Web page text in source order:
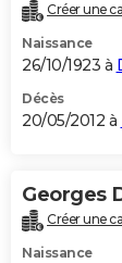
Créer une
Naissance
26/10/1923 à
Décès
20/05/2012 à
Georges
Créer une
Naissance